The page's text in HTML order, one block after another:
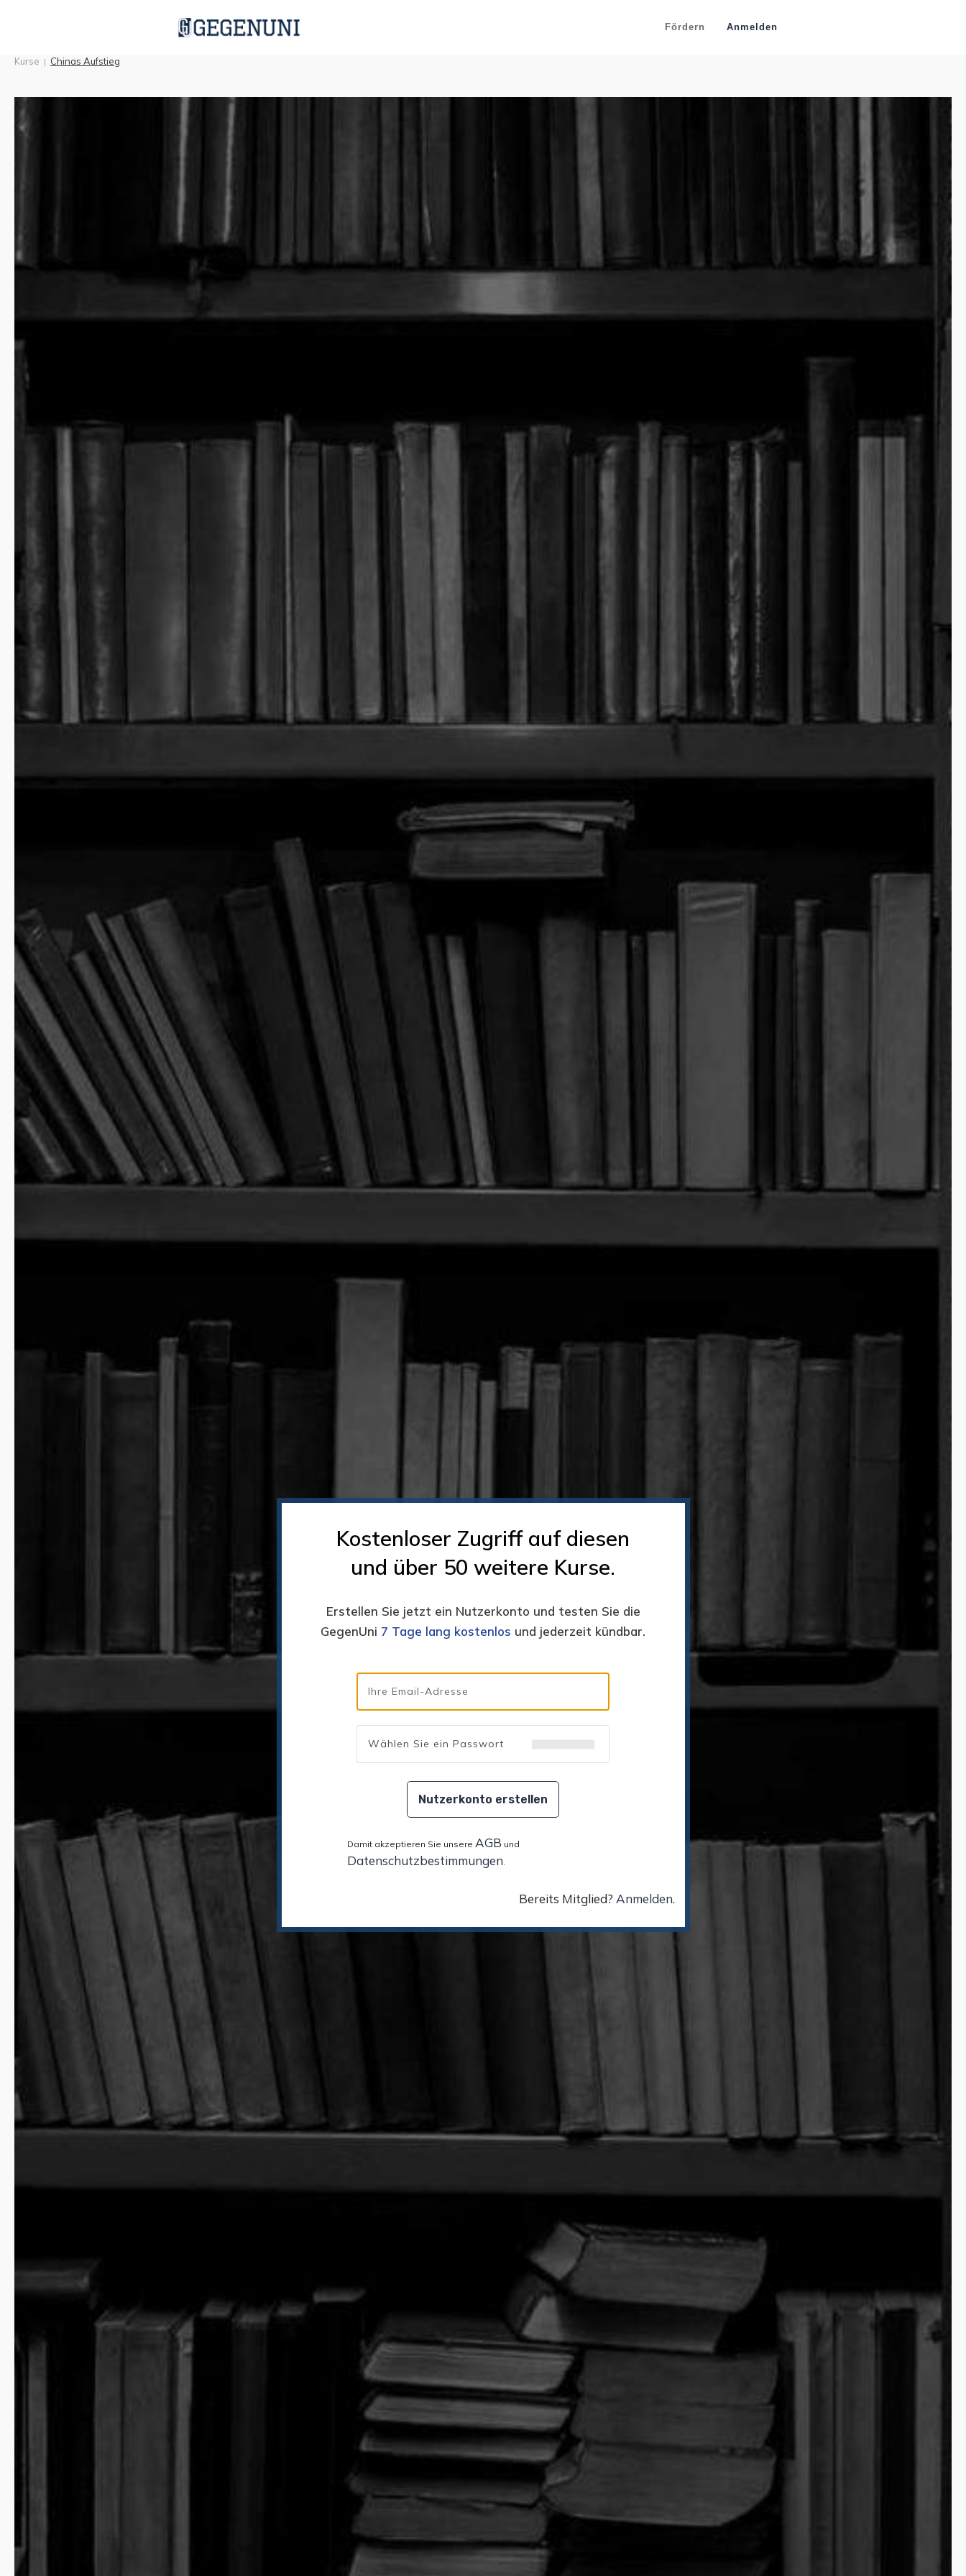
Fördern Anmelden
Kurse | Chinas Aufstieg
Kostenloser Zugriff auf diesen
und über 50 weitere Kurse.
Erstellen Sie jetzt ein Nutzerkonto und testen Sie die
GegenUni 7 Tage lang kostenlos und jederzeit kündbar.
Nutzerkonto erstellen
Damit akzeptieren Sie unsere AGB und
Datenschutzbestimmungen.
Bereits Mitglied? Anmelden.